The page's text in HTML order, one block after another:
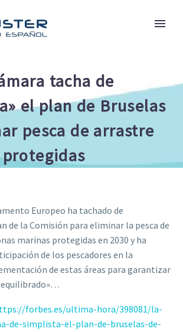
tacha de
el plan de Bruselas
pesca de arrastre
Europeo ha tachado de
de la Comisión para eliminar la pesca de
marinas protegidas en 2030 y ha
de los pescadores en la
de estas áreas para garantizar
forbes.es/ultima-hora/398081/la-
de-simplista-el-plan-de-bruselas-de-